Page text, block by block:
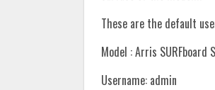
These are the default
Model : Arris SURFboard
Username: admin